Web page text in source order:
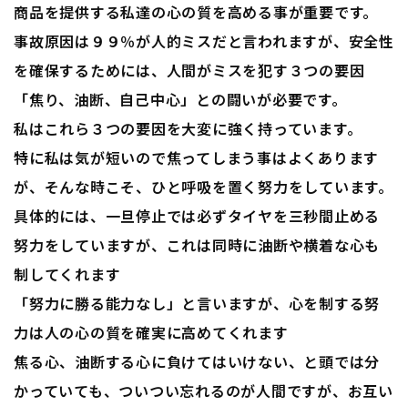
商品を提供する私達の心の質を高める事が重要です。
事故原因は９９％が人的ミスだと言われますが、安全性
を確保するためには、人間がミスを犯す３つの要因
「焦り、油断、自己中心」との闘いが必要です。
私はこれら３つの要因を大変に強く持っています。
特に私は気が短いので焦ってしまう事はよくあります
が、そんな時こそ、ひと呼吸を置く努力をしています。
具体的には、一旦停止では必ずタイヤを三秒間止める
努力をしていますが、これは同時に油断や横着な心も
制してくれます
「努力に勝る能力なし」と言いますが、心を制する努
力は人の心の質を確実に高めてくれます
焦る心、油断する心に負けてはいけない、と頭では分
かっていても、ついつい忘れるのが人間ですが、お互い